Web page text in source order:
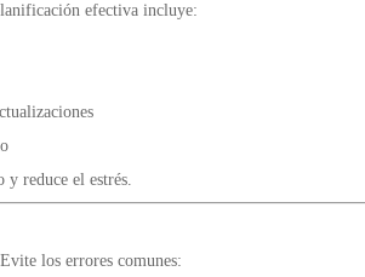
efectiva incluye:
y reduce el estrés.
los errores comunes: